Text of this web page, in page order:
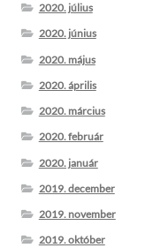
2020. július
2020. június
2020. május
2020. április
2020. március
2020. február
2020. január
2019. december
2019. november
2019. október